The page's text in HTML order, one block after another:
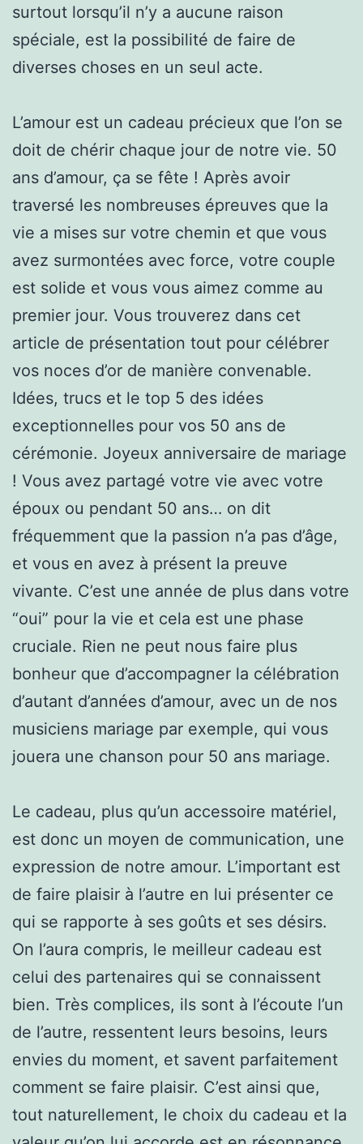
surtout lorsqu’il n’y a aucune raison
spéciale, est la possibilité de faire de
diverses choses en un seul acte.
L’amour est un cadeau précieux que l’on se
doit de chérir chaque jour de notre vie. 50
ans d’amour, ça se fête ! Après avoir
traversé les nombreuses épreuves que la
vie a mises sur votre chemin et que vous
avez surmontées avec force, votre couple
est solide et vous vous aimez comme au
premier jour. Vous trouverez dans cet
article de présentation tout pour célébrer
vos noces d’or de manière convenable.
Idées, trucs et le top 5 des idées
exceptionnelles pour vos 50 ans de
cérémonie. Joyeux anniversaire de mariage
! Vous avez partagé votre vie avec votre
époux ou pendant 50 ans… on dit
fréquemment que la passion n’a pas d’âge,
et vous en avez à présent la preuve
vivante. C’est une année de plus dans votre
“oui” pour la vie et cela est une phase
cruciale. Rien ne peut nous faire plus
bonheur que d’accompagner la célébration
d’autant d’années d’amour, avec un de nos
musiciens mariage par exemple, qui vous
jouera une chanson pour 50 ans mariage.
Le cadeau, plus qu’un accessoire matériel,
est donc un moyen de communication, une
expression de notre amour. L’important est
de faire plaisir à l’autre en lui présenter ce
qui se rapporte à ses goûts et ses désirs.
On l’aura compris, le meilleur cadeau est
celui des partenaires qui se connaissent
bien. Très complices, ils sont à l’écoute l’un
de l’autre, ressentent leurs besoins, leurs
envies du moment, et savent parfaitement
comment se faire plaisir. C’est ainsi que,
tout naturellement, le choix du cadeau et la